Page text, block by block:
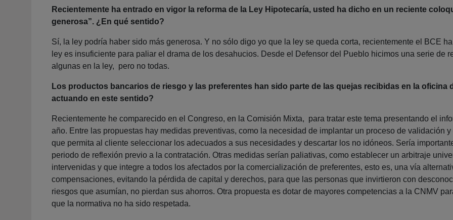
Recientemente ha entrado en vigor la reforma de la Ley Hipotecaría, usted ha dicho en un reciente
generosa”. ¿En qué sentido?
Sí, la ley podría haber sido más generosa. Y no sólo digo yo que la ley se queda corta, recientemente el BCE
ley es insuficiente para paliar el drama de los desahucios. Desde el Defensor del Pueblo hicimos una serie de
algunas en la ley, pero no todas.
Los productos bancarios de riesgo y las preferentes han sido parte de las quejas recibidas en la oficina
actuando en este sentido?
Recientemente he comparecido en el Congreso, en la Comisión Mixta, para tratar este tema presentando el
año. Entre las propuestas hay medidas preventivas, como la necesidad de implantar un proceso de validación
que permita al cliente seleccionar los adecuados a sus necesidades y descartar los no idóneos. Sería
periodo de reflexión previo a la contratación. Otras medidas serían paliativas, como establecer un arbitraje
intervenidas y que integre a todos los afectados por la comercialización de preferentes, esto es, una vía
compensaciones, evitando la pérdida de capital y derechos, para que las personas que invirtieron con
riesgos que asumían, no pierdan sus ahorros. Otra propuesta es dotar de mayores competencias a la CNMV
que la normativa no ha sido respetada.